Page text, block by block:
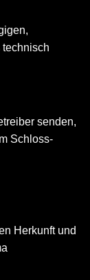
senden,
Schloss-
Herkunft und